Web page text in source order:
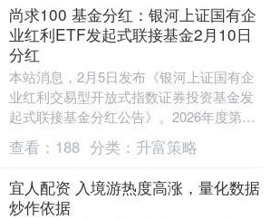
尚求100 基金分红：银河上证国有企
业红利ETF发起式联接基金2月10日
分红
本站消息，2月5日发布《银河上证国有企
业红利交易型开放式指数证券投资基金发
起式联接基金分红公告》。2026年度第一
次分红。公告显示，本次分红的收益分配
基准日为1....
查看： 188 分类： 升富策略
宜人配资 入境游热度高涨，量化数据
炒作依据